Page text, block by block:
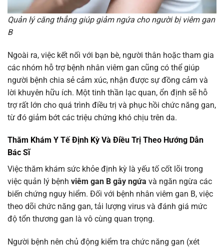
Quản lý căng thẳng giúp giảm ngứa cho người bị viêm gan
B
Ngoài ra, việc kết nối với bạn bè, người thân hoặc tham gia
các nhóm hỗ trợ bệnh nhân viêm gan cũng có thể giúp
người bệnh chia sẻ cảm xúc, nhận được sự đồng cảm và
lời khuyên hữu ích. Một tinh thần lạc quan, ổn định sẽ hỗ
trợ rất lớn cho quá trình điều trị và phục hồi chức năng gan,
từ đó giảm bớt các triệu chứng khó chịu trên da.
Thăm Khám Y Tế Định Kỳ Và Điều Trị Theo Hướng Dẫn
Bác Sĩ
Việc thăm khám sức khỏe định kỳ là yếu tố cốt lõi trong
việc quản lý bệnh viêm gan B gây ngứa và ngăn ngừa các
biến chứng nguy hiểm. Đối với bệnh nhân viêm gan B, việc
theo dõi chức năng gan, tải lượng virus và đánh giá mức
độ tổn thương gan là vô cùng quan trọng.
Người bệnh nên chủ động kiểm tra chức năng gan (xét